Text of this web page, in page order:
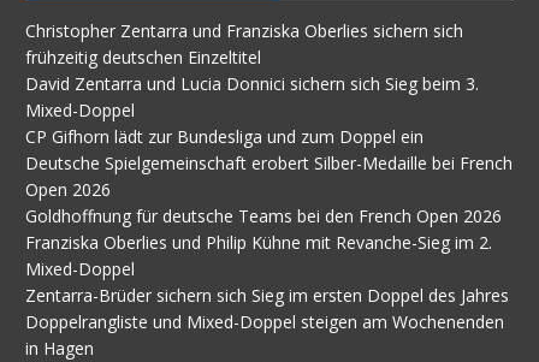
Christopher Zentarra und Franziska Oberlies sichern sich
frühzeitig deutschen Einzeltitel
David Zentarra und Lucia Donnici sichern sich Sieg beim 3.
Mixed-Doppel
CP Gifhorn lädt zur Bundesliga und zum Doppel ein
Deutsche Spielgemeinschaft erobert Silber-Medaille bei French
Open 2026
Goldhoffnung für deutsche Teams bei den French Open 2026
Franziska Oberlies und Philip Kühne mit Revanche-Sieg im 2.
Mixed-Doppel
Zentarra-Brüder sichern sich Sieg im ersten Doppel des Jahres
Doppelrangliste und Mixed-Doppel steigen am Wochenenden
in Hagen